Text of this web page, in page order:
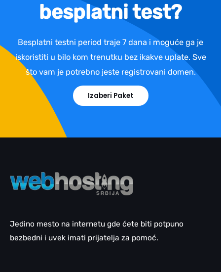
besplatni test?
Besplatni testni period traje 7 dana i moguće ga je
iskoristiti u bilo kom trenutku bez ikakve uplate. Sve
što vam je potrebno jeste registrovani domen.
Izaberi Paket
Jedino mesto na internetu gde ćete biti potpuno
bezbedni i uvek imati prijatelja za pomoć.